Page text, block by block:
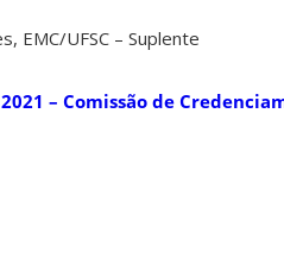
EMC/UFSC – Suplente
– Comissão de